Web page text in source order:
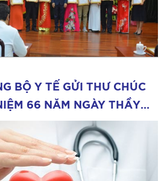
BỘ Y TẾ GỬI THƯ CHÚC
66 NĂM NGÀY THẦY
NAM